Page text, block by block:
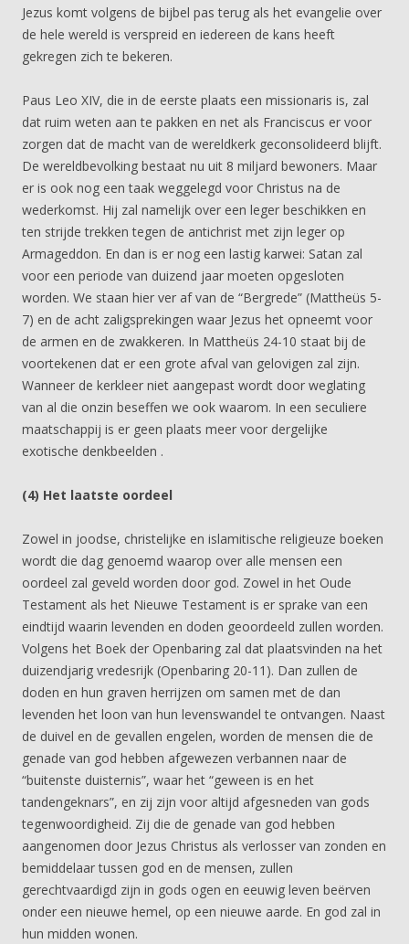
Jezus komt volgens de bijbel pas terug als het evangelie over
de hele wereld is verspreid en iedereen de kans heeft
gekregen zich te bekeren.
Paus Leo XIV, die in de eerste plaats een missionaris is, zal
dat ruim weten aan te pakken en net als Franciscus er voor
zorgen dat de macht van de wereldkerk geconsolideerd blijft.
De wereldbevolking bestaat nu uit 8 miljard bewoners. Maar
er is ook nog een taak weggelegd voor Christus na de
wederkomst. Hij zal namelijk over een leger beschikken en
ten strijde trekken tegen de antichrist met zijn leger op
Armageddon. En dan is er nog een lastig karwei: Satan zal
voor een periode van duizend jaar moeten opgesloten
worden. We staan hier ver af van de “Bergrede” (Mattheüs 5-
7) en de acht zaligsprekingen waar Jezus het opneemt voor
de armen en de zwakkeren. In Mattheüs 24-10 staat bij de
voortekenen dat er een grote afval van gelovigen zal zijn.
Wanneer de kerkleer niet aangepast wordt door weglating
van al die onzin beseffen we ook waarom. In een seculiere
maatschappij is er geen plaats meer voor dergelijke
exotische denkbeelden .
(4) Het laatste oordeel
Zowel in joodse, christelijke en islamitische religieuze boeken
wordt die dag genoemd waarop over alle mensen een
oordeel zal geveld worden door god. Zowel in het Oude
Testament als het Nieuwe Testament is er sprake van een
eindtijd waarin levenden en doden geoordeeld zullen worden.
Volgens het Boek der Openbaring zal dat plaatsvinden na het
duizendjarig vredesrijk (Openbaring 20-11). Dan zullen de
doden en hun graven herrijzen om samen met de dan
levenden het loon van hun levenswandel te ontvangen. Naast
de duivel en de gevallen engelen, worden de mensen die de
genade van god hebben afgewezen verbannen naar de
“buitenste duisternis”, waar het “geween is en het
tandengeknars”, en zij zijn voor altijd afgesneden van gods
tegenwoordigheid. Zij die de genade van god hebben
aangenomen door Jezus Christus als verlosser van zonden en
bemiddelaar tussen god en de mensen, zullen
gerechtvaardigd zijn in gods ogen en eeuwig leven beërven
onder een nieuwe hemel, op een nieuwe aarde. En god zal in
hun midden wonen.